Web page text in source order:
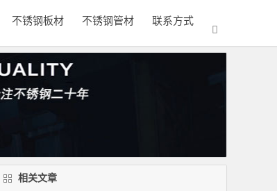
不锈钢板材 不锈钢管材 联系方式
相关文章